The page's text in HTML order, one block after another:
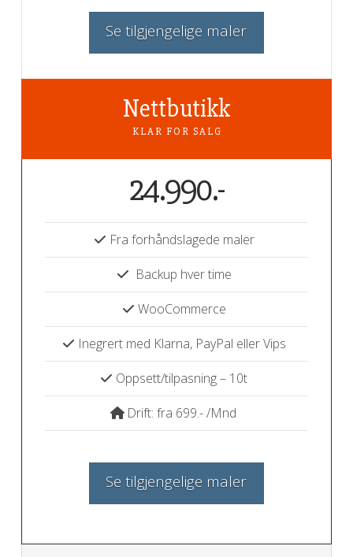
Se tilgjengelige maler
Nettbutikk
KLAR FOR SALG
24.990.-
Fra forhåndslagede maler
Backup hver time
WooCommerce
Inegrert med Klarna, PayPal eller Vips
Oppsett/tilpasning – 10t
Drift: fra 699.- /Mnd
Se tilgjengelige maler